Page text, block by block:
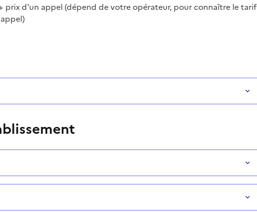
prix d'un appel (dépend de votre opérateur, pour connaître le tarif